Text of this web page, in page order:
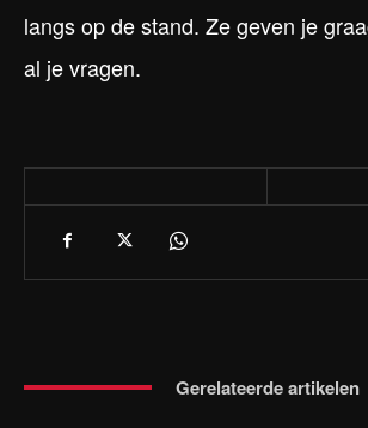
langs op de stand. Ze geven je
al je vragen.
Gerelateerde artikelen